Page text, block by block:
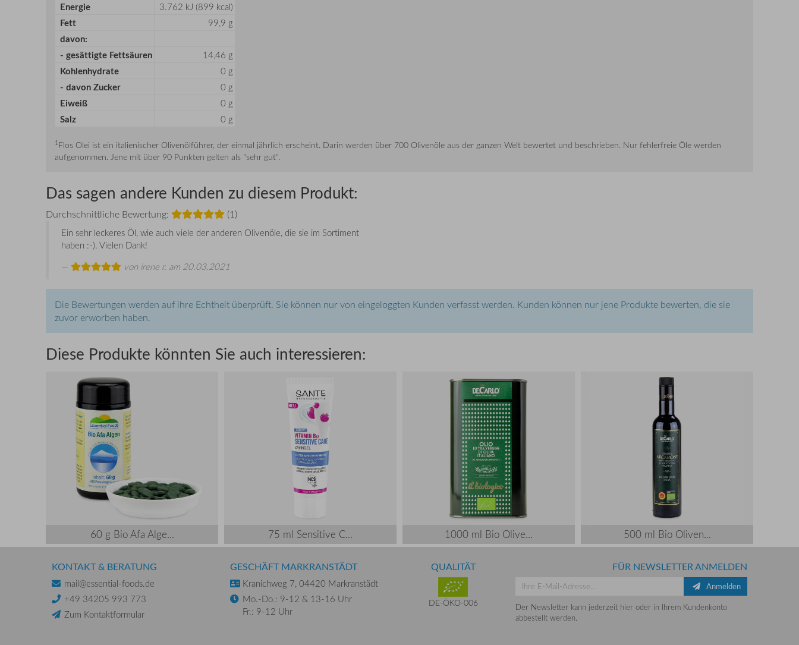
Energie
3.762 kJ (899 kcal)
Fett 99,9 g
davon:
- gesättigte Fettsäuren
14,46 g
Kohlenhydrate 0 g
- davon Zucker 0 g
Eiweiß 0 g
Salz 0 g
1Flos Olei ist ein italienischer Olivenölführer, der einmal jährlich erscheint. Darin werden über 700 Olivenöle aus der ganzen Welt bewertet und beschrieben. Nur fehlerfreie Öle werden
aufgenommen. Jene mit über 90 Punkten gelten als "sehr gut".
Das sagen andere Kunden zu diesem Produkt:
Durchschnittliche Bewertung: (1)
Ein sehr leckeres Öl, wie auch viele der anderen Olivenöle, die sie im Sortiment
haben :-). Vielen Dank!
von irene r. am 20.03.2021
Die Bewertungen werden auf ihre Echtheit überprüft. Sie können nur von eingeloggten Kunden verfasst werden. Kunden können nur jene Produkte bewerten, die sie
zuvor erworben haben.
Diese Produkte könnten Sie auch interessieren:
60 g Bio Afa Alge... 75 ml Sensitive C... 1000 ml Bio Olive... 500 ml Bio Oliven...
KONTAKT & BERATUNG
mail@essential-foods.de
+49 34205 993 773
Zum Kontaktformular
GESCHÄFT MARKRANSTÄDT
Kranichweg 7, 04420 Markranstädt
Mo.-Do.: 9-12 & 13-16 Uhr
Fr.: 9-12 Uhr
QUALITÄT
DE-ÖKO-006
FÜR NEWSLETTER ANMELDEN
Anmelden
Der Newsletter kann jederzeit hier oder in Ihrem Kundenkonto
abbestellt werden.